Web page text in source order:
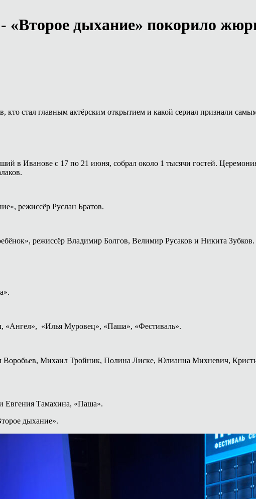
«Второе дыхание» покорило
кто стал главным актёрским открытием и какой сериал признали
в Иванове с 17 по 21 июня, собрал около 1 тысячи гостей.
режиссёр Руслан Братов.
режиссёр Владимир Болгов, Велимир Русаков и Никита Зубков.
«Ангел», «Илья Муровец», «Паша», «Фестиваль».
Воробьев, Михаил Тройник, Полина Лиске, Юлианна Михневич,
Евгения Тамахина, «Паша».
дыхание».